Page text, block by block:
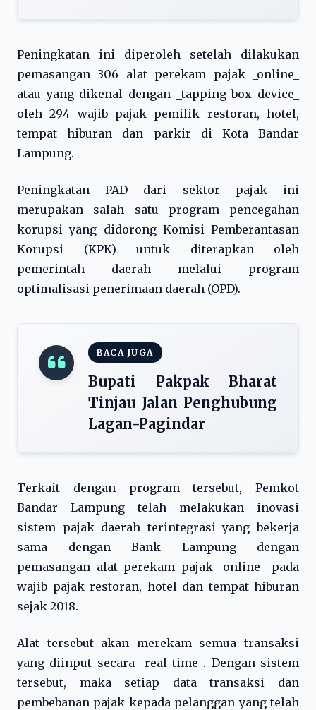
Peningkatan ini diperoleh setelah dilakukan
pemasangan 306 alat perekam pajak _online_
atau yang dikenal dengan _tapping box device_
oleh 294 wajib pajak pemilik restoran, hotel,
tempat hiburan dan parkir di Kota Bandar
Lampung.
Peningkatan PAD dari sektor pajak ini
merupakan salah satu program pencegahan
korupsi yang didorong Komisi Pemberantasan
Korupsi (KPK) untuk diterapkan oleh
pemerintah daerah melalui program
optimalisasi penerimaan daerah (OPD).
BACA JUGA
Bupati Pakpak Bharat
Tinjau Jalan Penghubung
Lagan-Pagindar
Terkait dengan program tersebut, Pemkot
Bandar Lampung telah melakukan inovasi
sistem pajak daerah terintegrasi yang bekerja
sama dengan Bank Lampung dengan
pemasangan alat perekam pajak _online_ pada
wajib pajak restoran, hotel dan tempat hiburan
sejak 2018.
Alat tersebut akan merekam semua transaksi
yang diinput secara _real time_. Dengan sistem
tersebut, maka setiap data transaksi dan
pembebanan pajak kepada pelanggan yang telah